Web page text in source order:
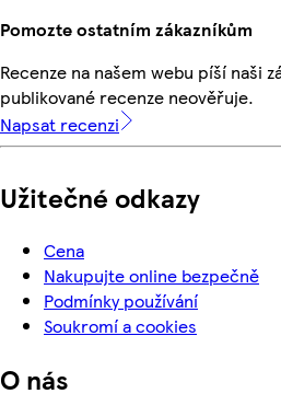
Pomozte ostatním zákazníkům
Recenze na našem webu píší naši
publikované recenze neověřuje.
Napsat recenzi
Užitečné odkazy
Cena
Nakupujte online bezpečně
Podmínky používání
Soukromí a cookies
O nás